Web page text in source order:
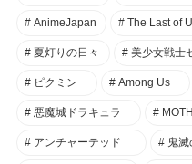
AnimeJapan The Last of
夏灯りの日々 美少女戦士
ピクミン Among Us
悪魔城ドラキュラ
アンチャーテッド 鬼滅